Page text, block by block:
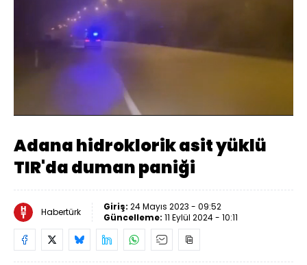
Aç
Hızı
Adana hidroklorik asit yüklü
TIR'da duman paniği
Habertürk Giriş: 24 Mayıs 2023 - 09:52
Güncelleme: 11 Eylül 2024 - 10:11